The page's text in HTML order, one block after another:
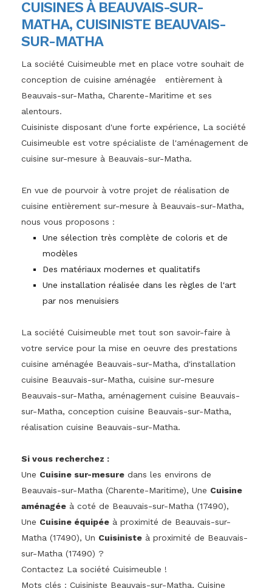
CUISINES À BEAUVAIS-SUR-
MATHA, CUISINISTE BEAUVAIS-
SUR-MATHA
La société Cuisimeuble met en place votre souhait de
conception de cuisine aménagée entièrement à
Beauvais-sur-Matha, Charente-Maritime et ses
alentours.
Cuisiniste disposant d'une forte expérience, La société
Cuisimeuble est votre spécialiste de l'aménagement de
cuisine sur-mesure à Beauvais-sur-Matha.
En vue de pourvoir à votre projet de réalisation de
cuisine entièrement sur-mesure à Beauvais-sur-Matha,
nous vous proposons :
Une sélection très complète de coloris et de
modèles
Des matériaux modernes et qualitatifs
Une installation réalisée dans les règles de l'art
par nos menuisiers
La société Cuisimeuble met tout son savoir-faire à
votre service pour la mise en oeuvre des prestations
cuisine aménagée Beauvais-sur-Matha, d'installation
cuisine Beauvais-sur-Matha, cuisine sur-mesure
Beauvais-sur-Matha, aménagement cuisine Beauvais-
sur-Matha, conception cuisine Beauvais-sur-Matha,
réalisation cuisine Beauvais-sur-Matha.
Si vous recherchez :
Une Cuisine sur-mesure dans les environs de
Beauvais-sur-Matha (Charente-Maritime), Une Cuisine
aménagée à coté de Beauvais-sur-Matha (17490),
Une Cuisine équipée à proximité de Beauvais-sur-
Matha (17490), Un Cuisiniste à proximité de Beauvais-
sur-Matha (17490) ?
Contactez La société Cuisimeuble !
Mots clés : Cuisiniste Beauvais-sur-Matha, Cuisine